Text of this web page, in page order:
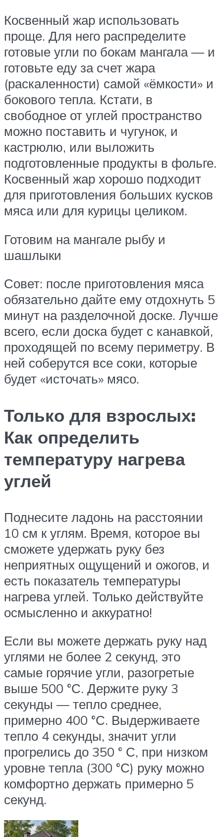
Косвенный жар использовать
проще. Для него распределите
готовые угли по бокам мангала — и
готовьте еду за счет жара
(раскаленности) самой «ёмкости» и
бокового тепла. Кстати, в
свободное от углей пространство
можно поставить и чугунок, и
кастрюлю, или выложить
подготовленные продукты в фольге.
Косвенный жар хорошо подходит
для приготовления больших кусков
мяса или для курицы целиком.
Готовим на мангале рыбу и
шашлыки
Совет: после приготовления мяса
обязательно дайте ему отдохнуть 5
минут на разделочной доске. Лучше
всего, если доска будет с канавкой,
проходящей по всему периметру. В
ней соберутся все соки, которые
будет «источать» мясо.
Только для взрослых:
Как определить
температуру нагрева
углей
Поднесите ладонь на расстоянии
10 см к углям. Время, которое вы
сможете удержать руку без
неприятных ощущений и ожогов, и
есть показатель температуры
нагрева углей. Только действуйте
осмысленно и аккуратно!
Если вы можете держать руку над
углями не более 2 секунд, это
самые горячие угли, разогретые
выше 500 °С. Держите руку 3
секунды — тепло среднее,
примерно 400 °С. Выдерживаете
тепло 4 секунды, значит угли
прогрелись до 350 ° С, при низком
уровне тепла (300 °С) руку можно
комфортно держать примерно 5
секунд.